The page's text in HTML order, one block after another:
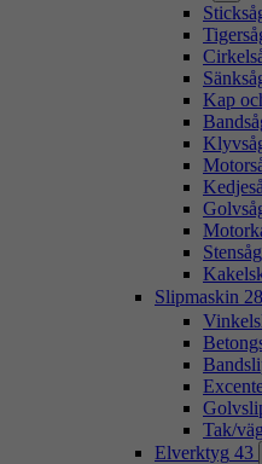
Kap
Stensåg
Slipmaskin 28
Tak/
Elverktyg 43